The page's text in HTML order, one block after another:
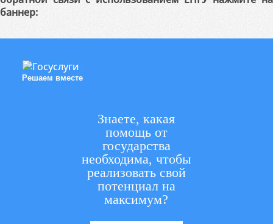
баннер:
Решаем вместе
Знаете, какая
помощь от
государства
необходима, чтобы
реализовать свой
потенциал на
максимум?